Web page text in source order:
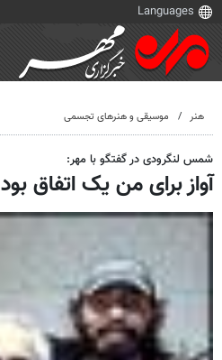
هنر موسیقی و هنرهای تجسمی
شمس لنگرودی در گفتگو با مهر:
آواز برای من یک اتفاق بود